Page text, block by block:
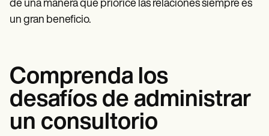
de una manera que priorice las relaciones siempre es
un gran beneficio.
Comprenda los
desafíos de administrar
un consultorio